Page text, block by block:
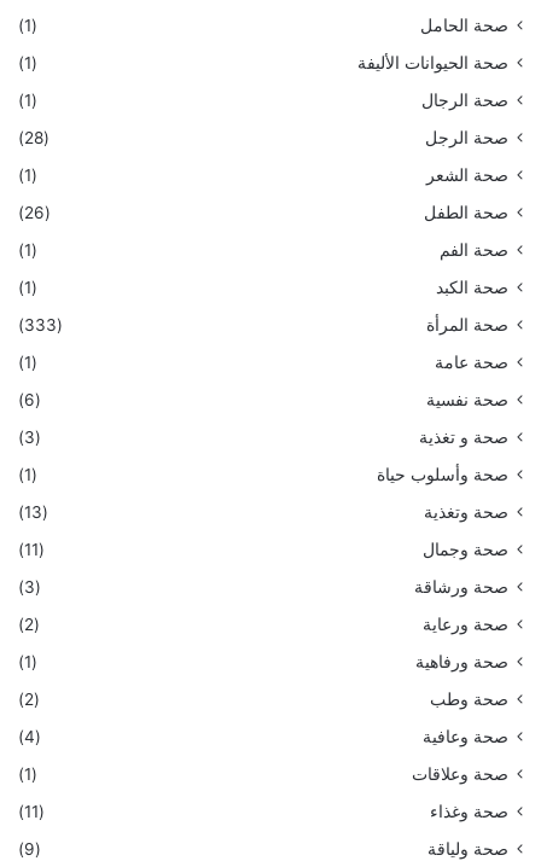
صحة الحامل
(1)
صحة الحيوانات الأليفة
(1)
صحة الرجال
(1)
صحة الرجل
(28)
صحة الشعر
(1)
صحة الطفل
(26)
صحة الفم
(1)
صحة الكبد
(1)
صحة المرأة
(333)
صحة عامة
(1)
صحة نفسية
(6)
صحة و تغذية
(3)
صحة وأسلوب حياة
(1)
صحة وتغذية
(13)
صحة وجمال
(11)
صحة ورشاقة
(3)
صحة ورعاية
(2)
صحة ورفاهية
(1)
صحة وطب
(2)
صحة وعافية
(4)
صحة وعلاقات
(1)
صحة وغذاء
(11)
صحة ولياقة
(9)